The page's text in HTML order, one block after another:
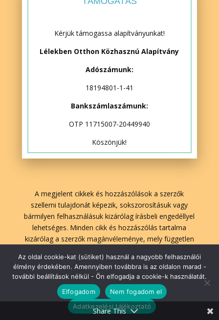
Kérjük támogassa alapítványunkat!
Lélekben Otthon Közhasznú Alapítvány
Adószámunk:
18194801-1-41
Bankszámlaszámunk:
OTP 11715007-20449940
Köszönjük!
A megjelent cikkek és hozzászólások a szerzők
szellemi tulajdonát képezik, sokszorosításuk vagy
bármilyen felhasználásuk kizárólag írásbeli engedéllyel
lehetséges. Minden cikk és hozzászólás tartalma
kizárólag a szerzők magánvéleménye, mely független
lelekbenotthon.hu | 2026| Minden jog fenntartva!
Weboldal:Juda
Share This
Az oldal cookie-kat (sütiket) használ a nagyobb felhasználói
élmény érdekében. Amennyiben továbbra is az oldalon marad -
további beállítások nélkül - Ön elfogadja a cookie-k használatát.
Elfogadom
Nem fogadom el
Adatkezelési tájékoztató